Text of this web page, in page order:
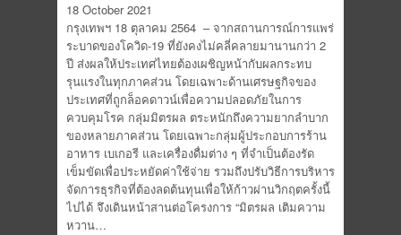
18 October 2021
กรุงเทพฯ 18 ตุลาคม 2564 – จากสถานการณ์การแพร่
ระบาดของโควิด-19 ที่ยังคงไม่คลี่คลายมานานกว่า 2
ปี ส่งผลให้ประเทศไทยต้องเผชิญหน้ากับผลกระทบ
รุนแรงในทุกภาคส่วน โดยเฉพาะด้านเศรษฐกิจของ
ประเทศที่ถูกล็อคดาวน์เพื่อความปลอดภัยในการ
ควบคุมโรค กลุ่มมิตรผล ตระหนักถึงความยากลำบาก
ของหลายภาคส่วน โดยเฉพาะกลุ่มผู้ประกอบการร้าน
อาหาร เบเกอรี และเครื่องดื่มต่าง ๆ ที่จำเป็นต้องรัด
เข็มขัดเพื่อประหยัดค่าใช้จ่าย รวมถึงปรับวิธีการบริหาร
จัดการธุรกิจที่ต้องลดต้นทุนเพื่อให้ก้าวผ่านวิกฤตครั้งนี้
ไปได้ จึงเดินหน้าสานต่อโครงการ “มิตรผล เติมความ
หวาน…